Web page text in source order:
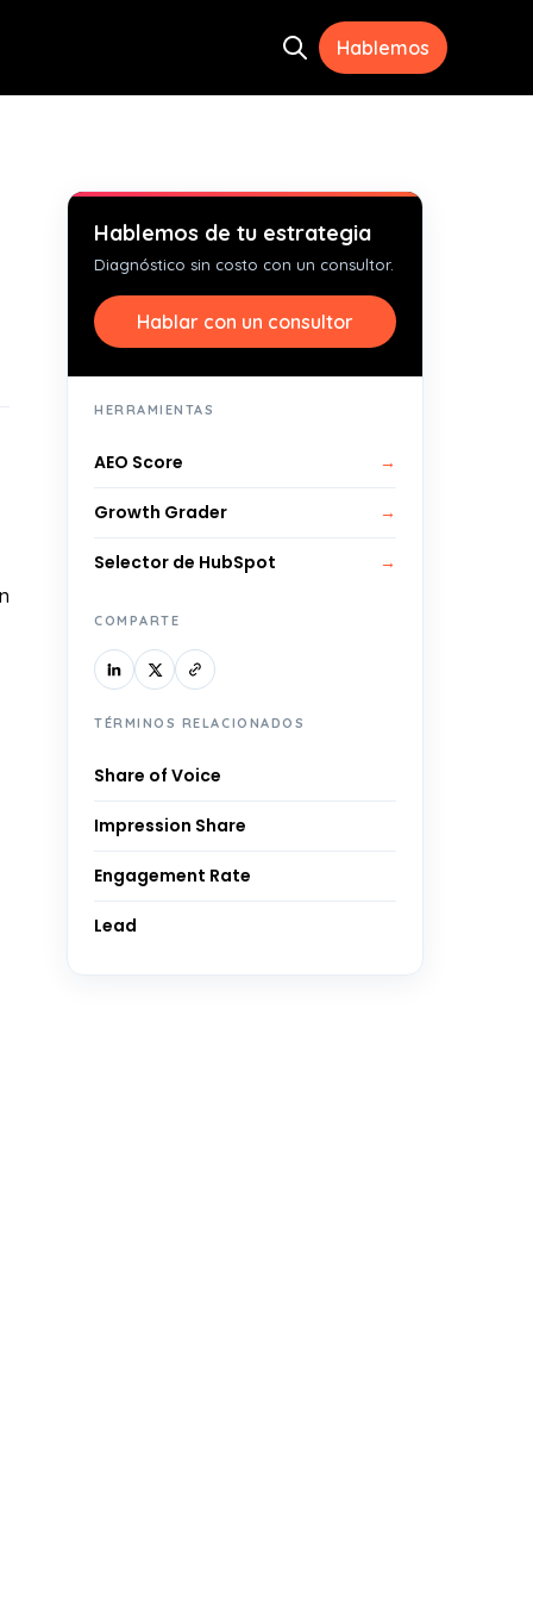
Open search
Hablemos
Hablemos de tu estrategia
Diagnóstico sin costo con un consultor.
Hablar con un consultor
HERRAMIENTAS
AEO Score →
Growth Grader →
Selector de HubSpot →
COMPARTE
TÉRMINOS RELACIONADOS
Share of Voice
Impression Share
Engagement Rate
Lead